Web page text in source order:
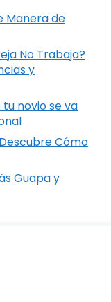
Manera de
No Trabaja?
y
novio se va
Cómo
Guapa y